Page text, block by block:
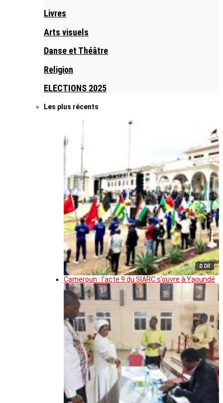
Livres
Arts visuels
Danse et Théâtre
Religion
ELECTIONS 2025
Les plus récents
© DR
Cameroun : l’acte 9 du SIARC s’ouvre à Yaoundé